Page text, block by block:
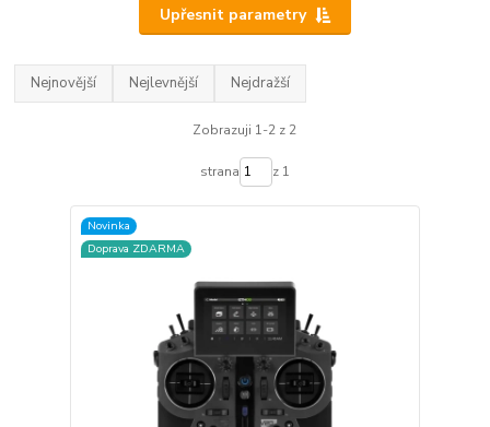
Upřesnit parametry
Nejnovější Nejlevnější Nejdražší
Zobrazuji 1-2 z 2
strana z 1
Novinka
Doprava ZDARMA